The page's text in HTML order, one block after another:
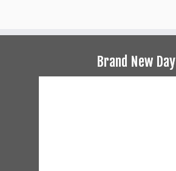
Brand New Day